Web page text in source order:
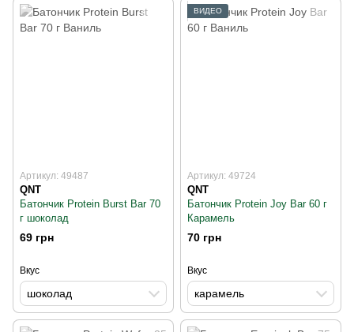
Артикул: 49487
QNT
Батончик Protein Burst Bar 70
г шоколад
69 грн
Вкус
шоколад
ВИДЕО
Артикул: 49724
QNT
Батончик Protein Joy Bar 60 г
Карамель
70 грн
Вкус
карамель